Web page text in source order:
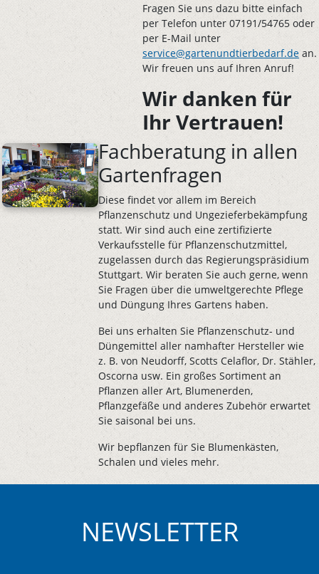
Fragen Sie uns dazu bitte einfach
per Telefon unter 07191/54765 oder
per E-Mail unter
service@gartenundtierbedarf.de an.
Wir freuen uns auf Ihren Anruf!
Wir danken für
Ihr Vertrauen!
Fachberatung in allen
Gartenfragen
Diese findet vor allem im Bereich
Pflanzenschutz und Ungezieferbekämpfung
statt. Wir sind auch eine zertifizierte
Verkaufsstelle für Pflanzenschutzmittel,
zugelassen durch das Regierungspräsidium
Stuttgart. Wir beraten Sie auch gerne, wenn
Sie Fragen über die umweltgerechte Pflege
und Düngung Ihres Gartens haben.
Bei uns erhalten Sie Pflanzenschutz- und
Düngemittel aller namhafter Hersteller wie
z. B. von Neudorff, Scotts Celaflor, Dr. Stähler,
Oscorna usw. Ein großes Sortiment an
Pflanzen aller Art, Blumenerden,
Pflanzgefäße und anderes Zubehör erwartet
Sie saisonal bei uns.
Wir bepflanzen für Sie Blumenkästen,
Schalen und vieles mehr.
NEWSLETTER